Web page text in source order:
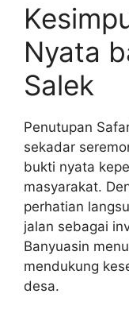
Nyata
Salek
Penutupan
sekadar
bukti nyata
masyarakat.
perhatian
jalan sebagai
Banyuasin
mendukung
desa.